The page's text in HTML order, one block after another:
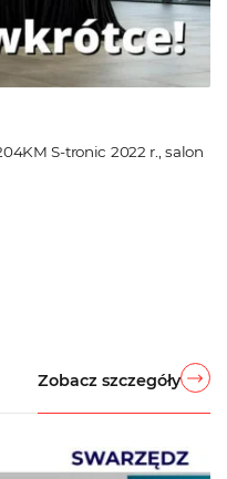
S-tronic 2022 r., salon
Zobacz szczegóły